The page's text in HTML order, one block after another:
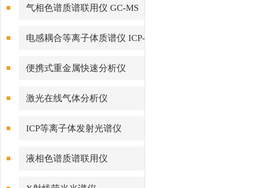
气相色谱质谱联用仪 GC-MS
电感耦合等离子体质谱仪 ICP-
MS
便携式重金属快速分析仪
激光在线气体分析仪
ICP等离子体发射光谱仪
液相色谱质谱联用仪